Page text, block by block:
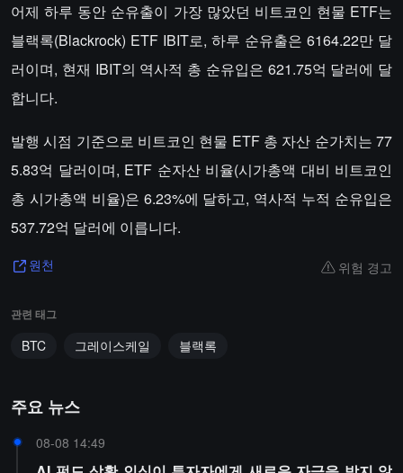
어제 하루 동안 순유출이 가장 많았던 비트코인 현물 ETF는
블랙록(Blackrock) ETF IBIT로, 하루 순유출은 6164.22만 달
러이며, 현재 IBIT의 역사적 총 순유입은 621.75억 달러에 달
합니다.
발행 시점 기준으로 비트코인 현물 ETF 총 자산 순가치는 77
5.83억 달러이며, ETF 순자산 비율(시가총액 대비 비트코인
총 시가총액 비율)은 6.23%에 달하고, 역사적 누적 순유입은
537.72억 달러에 이릅니다.
원천 위험 경고
관련 태그
BTC 그레이스케일 블랙록
주요 뉴스
08-08 14:49